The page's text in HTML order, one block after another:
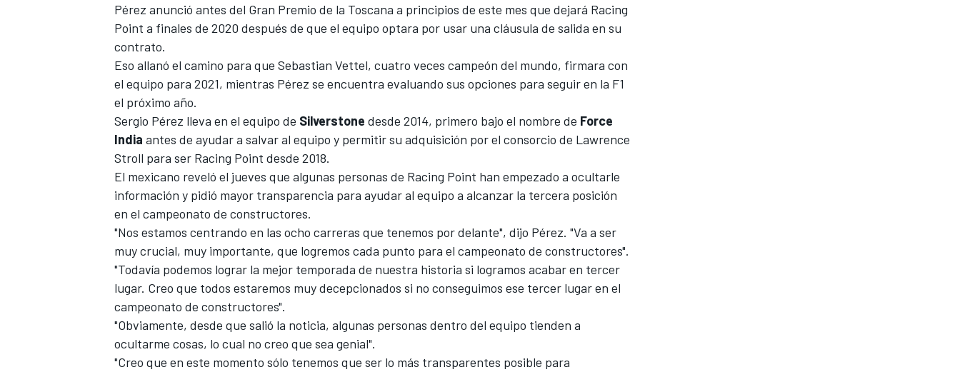
Pérez anunció antes del Gran Premio de la Toscana a principios de este mes que dejará Racing
Point a finales de 2020 después de que el equipo optara por usar una cláusula de salida en su
contrato.
Eso allanó el camino para que Sebastian Vettel, cuatro veces campeón del mundo, firmara con
el equipo para 2021, mientras Pérez se encuentra evaluando sus opciones para seguir en la F1
el próximo año.
Sergio Pérez lleva en el equipo de Silverstone desde 2014, primero bajo el nombre de Force
India antes de ayudar a salvar al equipo y permitir su adquisición porel consorcio de Lawrence
Stroll para ser Racing Point desde 2018.
El mexicano reveló el jueves que algunas personas de Racing Point han empezado a ocultarle
información y pidió mayor transparencia para ayudar al equipo a alcanzar la tercera posición
en el campeonato de constructores.
"Nos estamos centrando en las ocho carreras que tenemos por delante", dijo Pérez. "Va a ser
muy crucial, muy importante, que logremos cada punto para el campeonato de constructores".
"Todavía podemos lograr la mejor temporada de nuestra historia si logramos acabar en tercer
lugar. Creo que todos estaremos muy decepcionados si no conseguimos ese tercer lugar en el
campeonato de constructores".
"Obviamente, desde que salió la noticia, algunas personas dentro del equipo tienden a
ocultarme cosas, lo cual no creo que sea genial".
"Creo que en este momento sólo tenemos que ser lo más transparentes posible para